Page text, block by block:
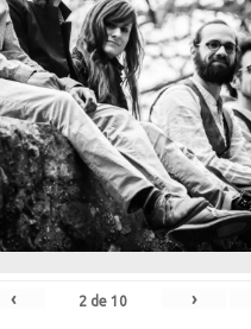
‹ 2 de10 ›